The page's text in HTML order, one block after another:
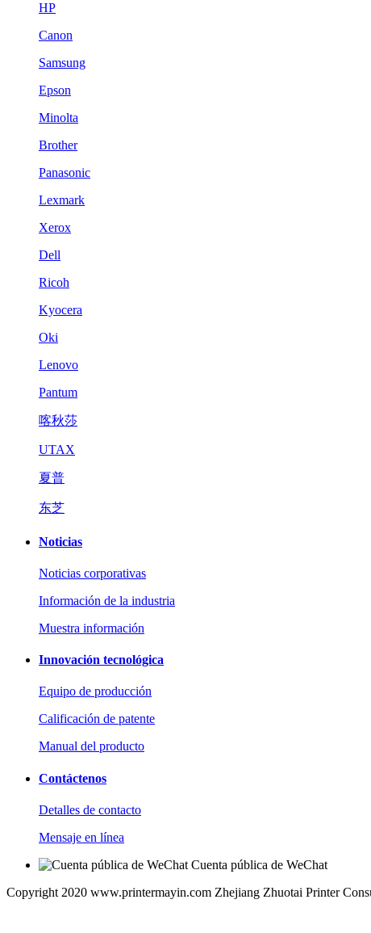
HP
Canon
Samsung
Epson
Minolta
Brother
Panasonic
Lexmark
Xerox
Dell
Ricoh
Kyocera
Oki
Lenovo
Pantum
喀秋莎
UTAX
夏普
东芝
Noticias
Noticias corporativas
Información de la industria
Muestra información
Innovación tecnológica
Equipo de producción
Calificación de patente
Manual del producto
Contáctenos
Detalles de contacto
Mensaje en línea
Cuenta pública de WeChat
Copyright 2020 www.printermayin.com Zhejiang Zhuotai Printer